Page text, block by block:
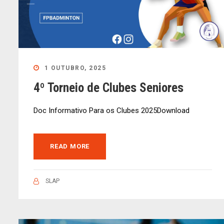
1 OUTUBRO, 2025
4º Torneio de Clubes Seniores
Doc Informativo Para os Clubes 2025Download
READ MORE
SLAP